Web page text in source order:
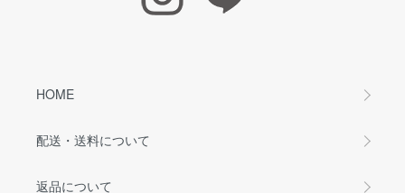
HOME
配送・送料について
返品について